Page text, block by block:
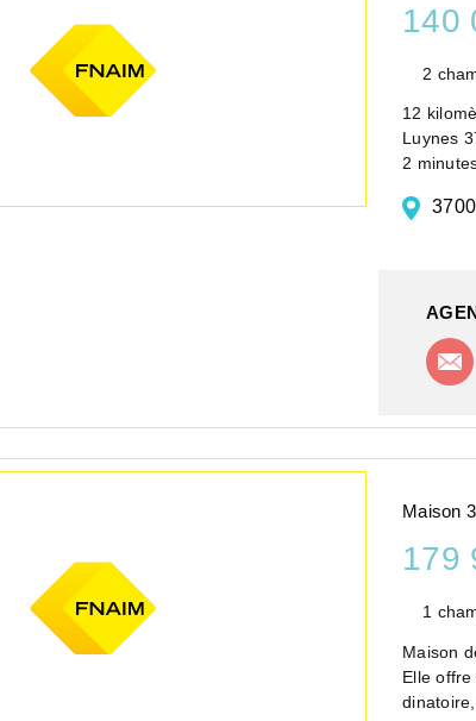
140
2
12
Luynes
2
au pied
Maison
179
1
Maison
Elle